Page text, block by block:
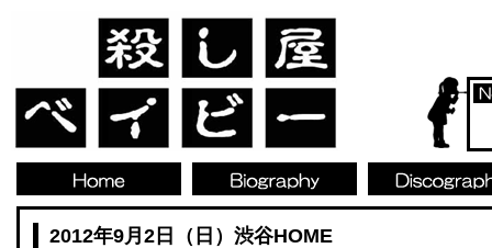
2012年9月2日（日）渋谷HOME